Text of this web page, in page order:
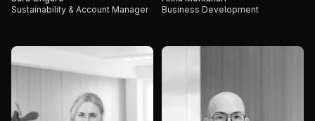
Sustainability & Account Manager
Business Development